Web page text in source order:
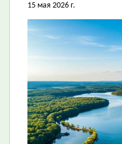
15 мая 2026 г.